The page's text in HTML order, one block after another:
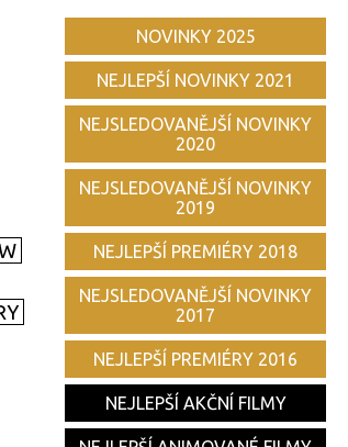
NOVINKY 2025
NEJLEPŠÍ NOVINKY 2021
NEJSLEDOVANĚJŠÍ NOVINKY
2020
NEJSLEDOVANĚJŠÍ NOVINKY
2019
NEJLEPŠÍ PREMIÉRY 2018
NEJSLEDOVANĚJŠÍ NOVINKY
2017
NEJLEPŠÍ PREMIÉRY 2016
NEJLEPŠÍ AKČNÍ FILMY